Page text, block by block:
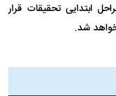
ابتدایی تحقیقات قرار
شد.